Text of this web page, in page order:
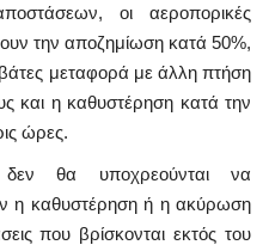
οι αεροπορικές
την αποζημίωση κατά 50%,
μεταφορά με άλλη πτήση
και η καθυστέρηση κατά την
ώρες.
δεν θα υποχρεούνται να
η καθυστέρηση ή η ακύρωση
που βρίσκονται εκτός του